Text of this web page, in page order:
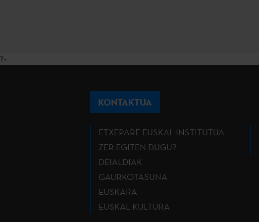
?>
KONTAKTUA
ETXEPARE EUSKAL INSTITUTUA
ZER EGITEN DUGU?
DEIALDIAK
GAURKOTASUNA
EUSKARA
EUSKAL KULTURA